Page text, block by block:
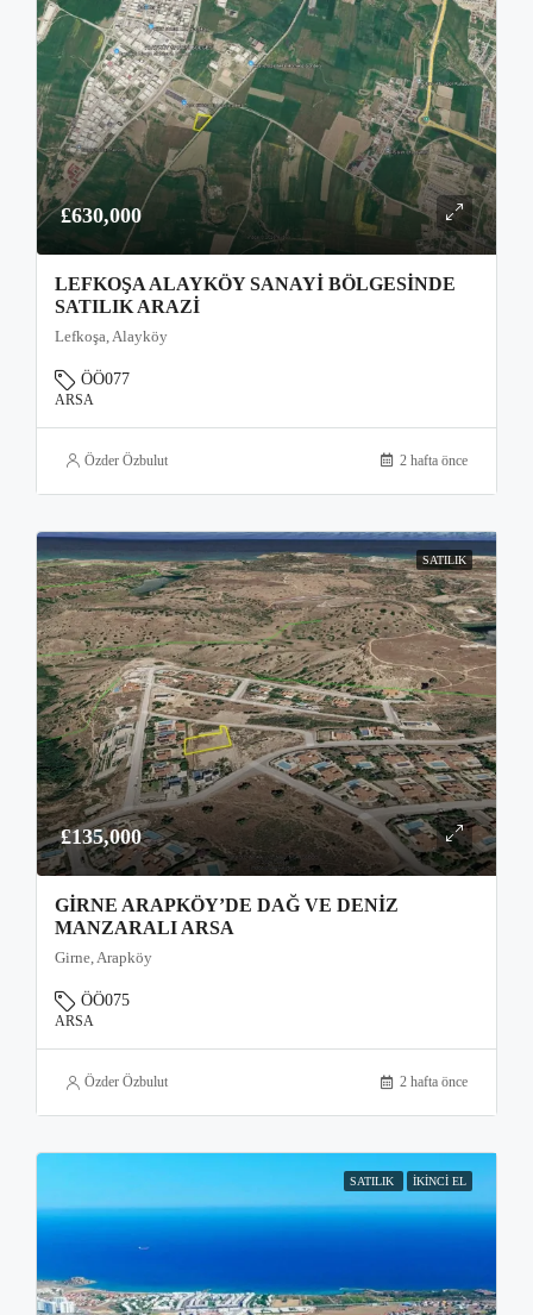
£630,000
LEFKOŞA ALAYKÖY SANAYI BÖLGESINDE
SATILIK ARAZI
Lefkoşa, Alayköy
ÖÖ077
ARSA
Özder Özbulut 2 hafta önce
SATILIK
£135,000
GIRNE ARAPKÖY’DE DAĞ VE DENIZ
MANZARALI ARSA
Girne, Arapköy
ÖÖ075
ARSA
Özder Özbulut 2 hafta önce
SATILIK İKINCI EL